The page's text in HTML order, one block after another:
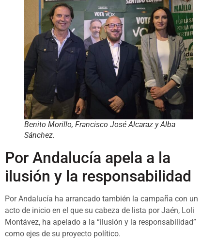
Benito Morillo, Francisco José Alcaraz y Alba
Sánchez.
Por Andalucía apela a la
ilusión y la responsabilidad
Por Andalucía ha arrancado también la campaña con un
acto de inicio en el que su cabeza de lista por Jaén, Loli
Montávez, ha apelado a la “ilusión y la responsabilidad”
como ejes de su proyecto político.